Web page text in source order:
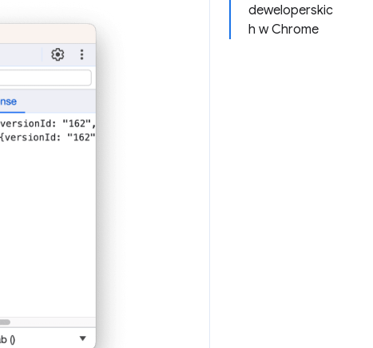
deweloperskic
h w Chrome